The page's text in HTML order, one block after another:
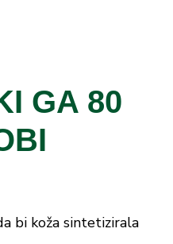
GA 80
bi koža sintetizirala